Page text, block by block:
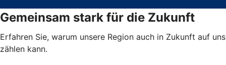
Gemeinsam stark für die Zukunft
Erfahren Sie, warum unsere Region auch in Zukunft auf uns
zählen kann.